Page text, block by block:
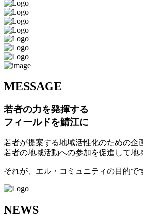
MESSAGE
若者の力を発揮する
フィールドを鯖江に
若者が提案する地域活性化のための企
若者の地域活動への参加を促進して地
それが、エル・コミュニティの目的で
NEWS